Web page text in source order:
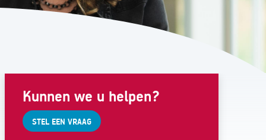
Kunnen we u helpen?
STEL EEN VRAAG